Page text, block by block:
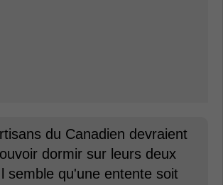
du Canadien devraient
dormir sur leurs deux
semble qu'une entente soit